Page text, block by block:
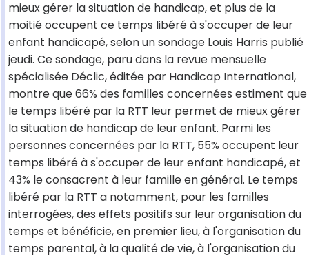
mieux gérer la situation de handicap, et plus de la
moitié occupent ce temps libéré à s'occuper de leur
enfant handicapé, selon un sondage Louis Harris publié
jeudi. Ce sondage, paru dans la revue mensuelle
spécialisée Déclic, éditée par Handicap International,
montre que 66% des familles concernées estiment que
le temps libéré par la RTT leur permet de mieux gérer
la situation de handicap de leur enfant. Parmi les
personnes concernées par la RTT, 55% occupent leur
temps libéré à s'occuper de leur enfant handicapé, et
43% le consacrent à leur famille en général. Le temps
libéré par la RTT a notamment, pour les familles
interrogées, des effets positifs sur leur organisation du
temps et bénéficie, en premier lieu, à l'organisation du
temps parental, à la qualité de vie, à l'organisation du